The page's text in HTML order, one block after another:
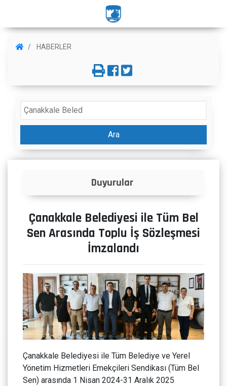
HABERLER
Ara
İlanlar
Çanakkale Belediyesi ile Tüm Bel
Sen Arasında Toplu İş Sözleşmesi
İmzalandı
Çanakkale Belediyesi ile Tüm Belediye ve Yerel
Yönetim Hizmetleri Emekçileri Sendikası (Tüm Bel
Sen) arasında 1 Nisan 2024-31 Aralık 2025